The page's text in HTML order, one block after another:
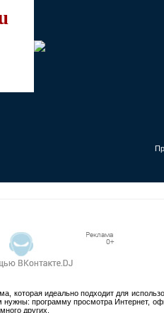
которая идеально подходит для
программу просмотра Интернет,
других.